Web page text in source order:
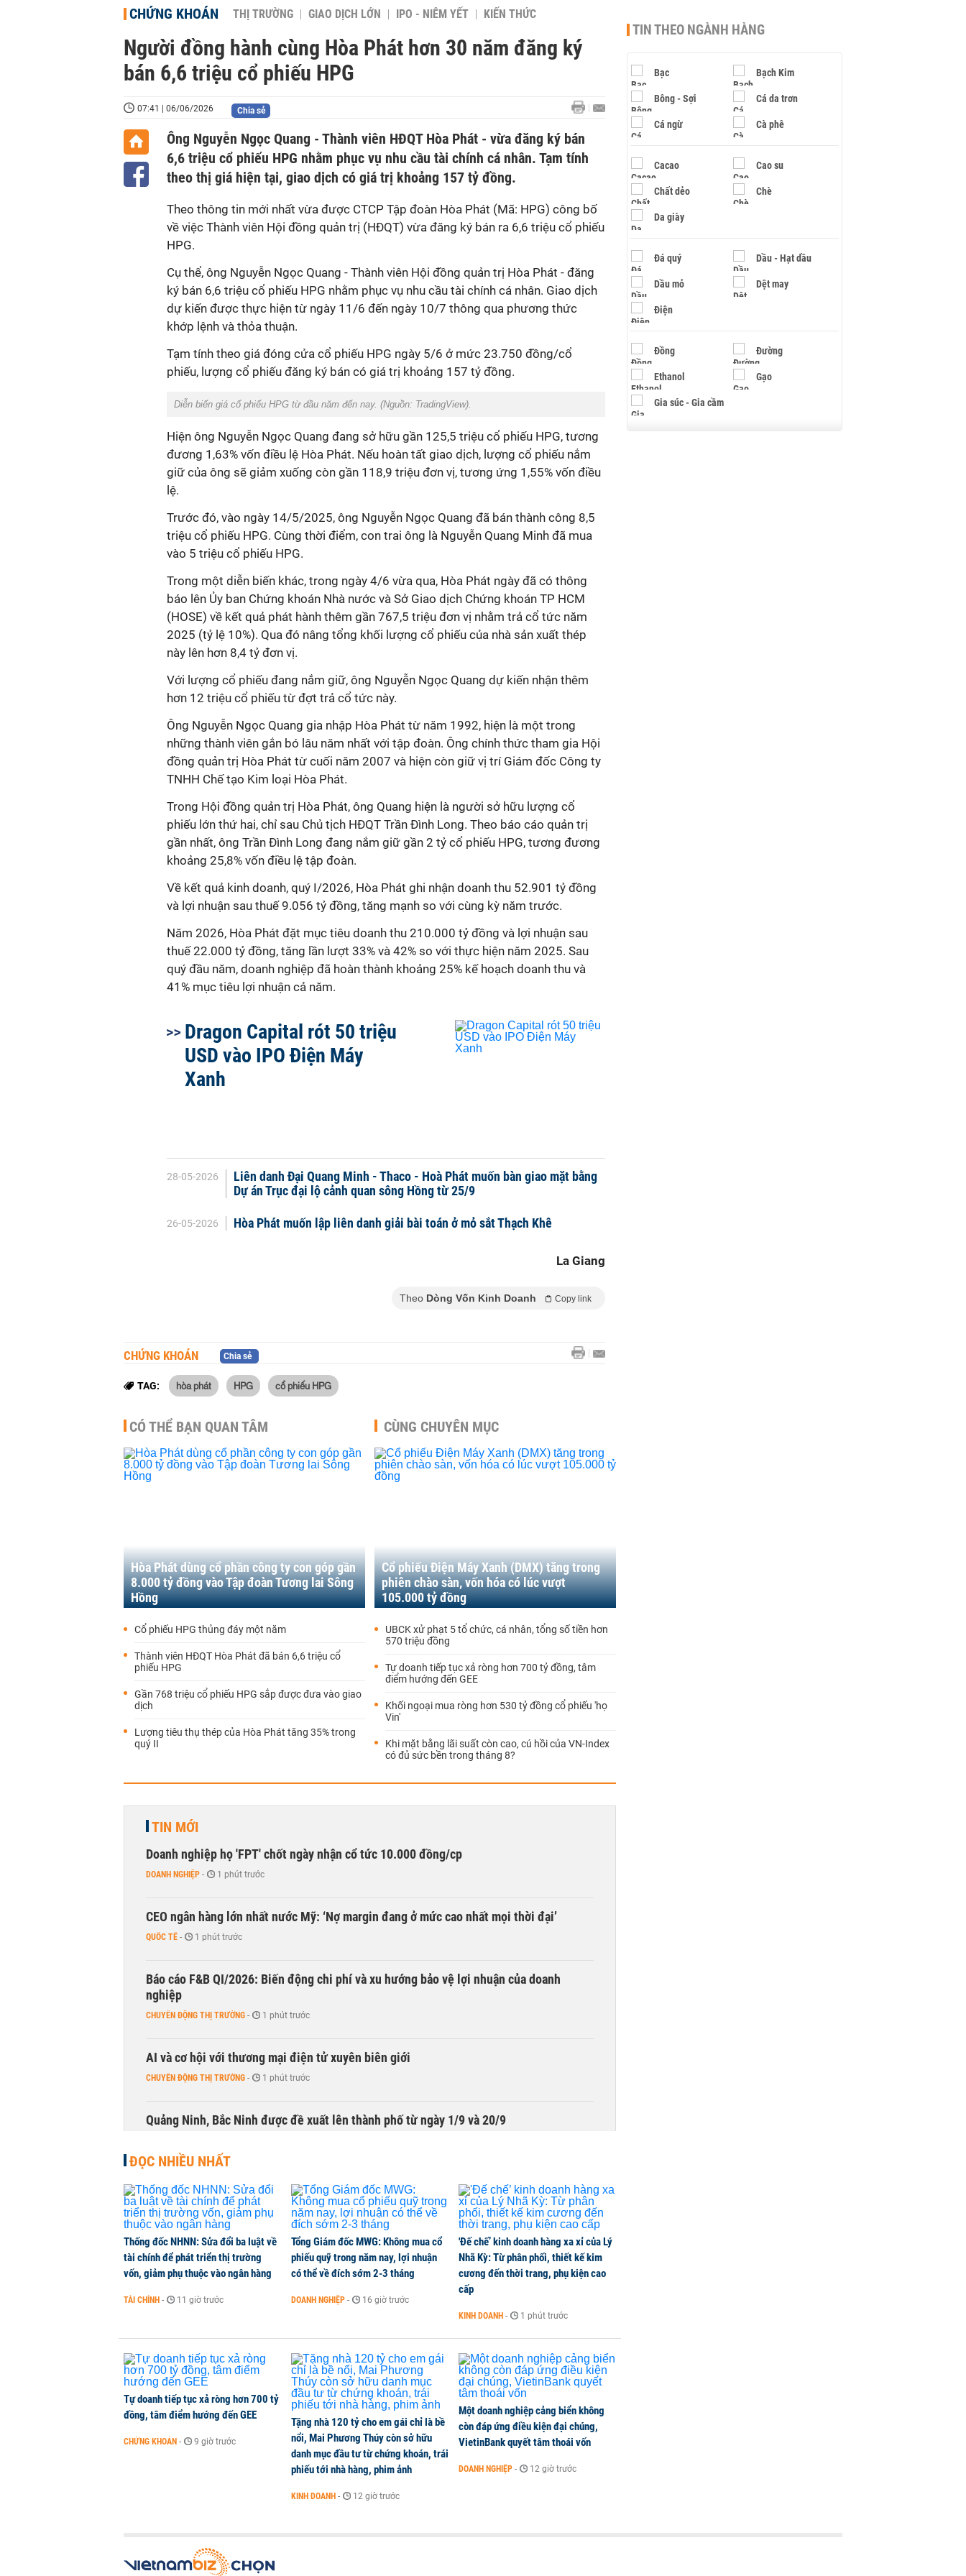
CHỨNG KHOÁN THỊ TRƯỜNG GIAO DỊCH LỚN IPO - NIÊM YẾT KIẾN THỨC
Người đồng hành cùng Hòa Phát hơn 30 năm đăng ký
bán 6,6 triệu cổ phiếu HPG
07:41 | 06/06/2026 Chia sẻ
Ông Nguyễn Ngọc Quang - Thành viên HĐQT Hòa Phát - vừa đăng ký bán
6,6 triệu cổ phiếu HPG nhằm phục vụ nhu cầu tài chính cá nhân. Tạm tính
theo thị giá hiện tại, giao dịch có giá trị khoảng 157 tỷ đồng.
Theo thông tin mới nhất vừa được CTCP Tập đoàn Hòa Phát (Mã: HPG) công bố
về việc Thành viên Hội đồng quản trị (HĐQT) vừa đăng ký bán ra 6,6 triệu cổ phiếu
HPG.
Cụ thể, ông Nguyễn Ngọc Quang - Thành viên Hội đồng quản trị Hòa Phát - đăng
ký bán 6,6 triệu cổ phiếu HPG nhằm phục vụ nhu cầu tài chính cá nhân. Giao dịch
dự kiến được thực hiện từ ngày 11/6 đến ngày 10/7 thông qua phương thức
khớp lệnh và thỏa thuận.
Tạm tính theo giá đóng cửa cổ phiếu HPG ngày 5/6 ở mức 23.750 đồng/cổ
phiếu, lượng cổ phiếu đăng ký bán có giá trị khoảng 157 tỷ đồng.
Diễn biến giá cổ phiếu HPG từ đầu năm đến nay. (Nguồn: TradingView).
Hiện ông Nguyễn Ngọc Quang đang sở hữu gần 125,5 triệu cổ phiếu HPG, tương
đương 1,63% vốn điều lệ Hòa Phát. Nếu hoàn tất giao dịch, lượng cổ phiếu nắm
giữ của ông sẽ giảm xuống còn gần 118,9 triệu đơn vị, tương ứng 1,55% vốn điều
lệ.
Trước đó, vào ngày 14/5/2025, ông Nguyễn Ngọc Quang đã bán thành công 8,5
triệu cổ phiếu HPG. Cùng thời điểm, con trai ông là Nguyễn Quang Minh đã mua
vào 5 triệu cổ phiếu HPG.
Trong một diễn biến khác, trong ngày 4/6 vừa qua, Hòa Phát ngày đã có thông
báo lên Ủy ban Chứng khoán Nhà nước và Sở Giao dịch Chứng khoán TP HCM
(HOSE) về kết quả phát hành thêm gần 767,5 triệu đơn vị nhằm trả cổ tức năm
2025 (tỷ lệ 10%). Qua đó nâng tổng khối lượng cổ phiếu của nhà sản xuất thép
này lên hơn 8,4 tỷ đơn vị.
Với lượng cổ phiếu đang nắm giữ, ông Nguyễn Ngọc Quang dự kiến nhận thêm
hơn 12 triệu cổ phiếu từ đợt trả cổ tức này.
Ông Nguyễn Ngọc Quang gia nhập Hòa Phát từ năm 1992, hiện là một trong
những thành viên gắn bó lâu năm nhất với tập đoàn. Ông chính thức tham gia Hội
đồng quản trị Hòa Phát từ cuối năm 2007 và hiện còn giữ vị trí Giám đốc Công ty
TNHH Chế tạo Kim loại Hòa Phát.
Trong Hội đồng quản trị Hòa Phát, ông Quang hiện là người sở hữu lượng cổ
phiếu lớn thứ hai, chỉ sau Chủ tịch HĐQT Trần Đình Long. Theo báo cáo quản trị
gần nhất, ông Trần Đình Long đang nắm giữ gần 2 tỷ cổ phiếu HPG, tương đương
khoảng 25,8% vốn điều lệ tập đoàn.
Về kết quả kinh doanh, quý I/2026, Hòa Phát ghi nhận doanh thu 52.901 tỷ đồng
và lợi nhuận sau thuế 9.056 tỷ đồng, tăng mạnh so với cùng kỳ năm trước.
Năm 2026, Hòa Phát đặt mục tiêu doanh thu 210.000 tỷ đồng và lợi nhuận sau
thuế 22.000 tỷ đồng, tăng lần lượt 33% và 42% so với thực hiện năm 2025. Sau
quý đầu năm, doanh nghiệp đã hoàn thành khoảng 25% kế hoạch doanh thu và
41% mục tiêu lợi nhuận cả năm.
Dragon Capital rót 50 triệu
USD vào IPO Điện Máy
Xanh
28-05-2026
Liên danh Đại Quang Minh - Thaco - Hoà Phát muốn bàn giao mặt bằng
Dự án Trục đại lộ cảnh quan sông Hồng từ 25/9
26-05-2026 Hòa Phát muốn lập liên danh giải bài toán ở mỏ sắt Thạch Khê
La Giang
Theo Dòng Vốn Kinh Doanh Copy link
CHỨNG KHOÁN Chia sẻ
TAG: hòa phát HPG cổ phiếu HPG
CÓ THỂ BẠN QUAN TÂM
Hòa Phát dùng cổ phần công ty con góp gần
8.000 tỷ đồng vào Tập đoàn Tương lai Sông
Hồng
Cổ phiếu HPG thủng đáy một năm
Thành viên HĐQT Hòa Phát đã bán 6,6 triệu cổ
phiếu HPG
Gần 768 triệu cổ phiếu HPG sắp được đưa vào giao
dịch
Lượng tiêu thụ thép của Hòa Phát tăng 35% trong
quý II
CÙNG CHUYÊN MỤC
Cổ phiếu Điện Máy Xanh (DMX) tăng trong
phiên chào sàn, vốn hóa có lúc vượt
105.000 tỷ đồng
UBCK xử phạt 5 tổ chức, cá nhân, tổng số tiền hơn
570 triệu đồng
Tự doanh tiếp tục xả ròng hơn 700 tỷ đồng, tâm
điểm hướng đến GEE
Khối ngoại mua ròng hơn 530 tỷ đồng cổ phiếu 'họ
Vin'
Khi mặt bằng lãi suất còn cao, cú hồi của VN-Index
có đủ sức bền trong tháng 8?
TIN MỚI
Doanh nghiệp họ 'FPT' chốt ngày nhận cổ tức 10.000 đồng/cp
DOANH NGHIỆP - 1 phút trước
CEO ngân hàng lớn nhất nước Mỹ: ‘Nợ margin đang ở mức cao nhất mọi thời đại’
QUỐC TẾ - 1 phút trước
Báo cáo F&B QI/2026: Biến động chi phí và xu hướng bảo vệ lợi nhuận của doanh
nghiệp
CHUYỂN ĐỘNG THỊ TRƯỜNG - 1 phút trước
AI và cơ hội với thương mại điện tử xuyên biên giới
CHUYỂN ĐỘNG THỊ TRƯỜNG - 1 phút trước
Quảng Ninh, Bắc Ninh được đề xuất lên thành phố từ ngày 1/9 và 20/9
ĐỌC NHIỀU NHẤT
Thống đốc NHNN: Sửa đổi ba luật về
tài chính để phát triển thị trường
vốn, giảm phụ thuộc vào ngân hàng
TÀI CHÍNH - 11 giờ trước
Tổng Giám đốc MWG: Không mua cổ
phiếu quỹ trong năm nay, lợi nhuận
có thể về đích sớm 2-3 tháng
DOANH NGHIỆP - 16 giờ trước
'Đế chế’ kinh doanh hàng xa xỉ của Lý
Nhã Kỳ: Từ phân phối, thiết kế kim
cương đến thời trang, phụ kiện cao
cấp
KINH DOANH - 1 phút trước
Tự doanh tiếp tục xả ròng hơn 700 tỷ
đồng, tâm điểm hướng đến GEE
CHỨNG KHOÁN - 9 giờ trước
Tặng nhà 120 tỷ cho em gái chỉ là bề
nổi, Mai Phương Thúy còn sở hữu
danh mục đầu tư từ chứng khoán, trái
phiếu tới nhà hàng, phim ảnh
KINH DOANH - 12 giờ trước
Một doanh nghiệp cảng biển không
còn đáp ứng điều kiện đại chúng,
VietinBank quyết tâm thoái vốn
DOANH NGHIỆP - 12 giờ trước
TIN THEO NGÀNH HÀNG
Bạc Bạch Kim
Bông - Sợi Cá da trơn
Cá ngừ Cà phê
Cacao Cao su
Chất dẻo Chè
Da giày
Đá quý Dầu - Hạt dầu
Dầu mỏ Dệt may
Điện
Đồng Đường
Ethanol Gạo
Gia súc - Gia cầm